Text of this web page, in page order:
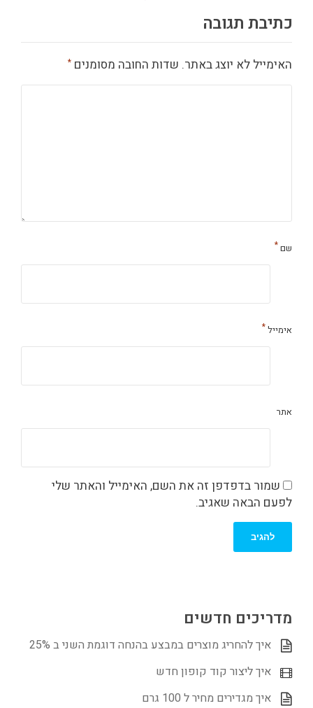
כתיבת תגובה
האימייל לא יוצג באתר. שדות החובה מסומנים *
שם*
אימייל*
אתר
שמור בדפדפן זה את השם, האימייל והאתר שלי
לפעם הבאה שאגיב.
מדריכים חדשים
איך להחריג מוצרים במבצע בהנחה דוגמת השני ב 25%
איך ליצור קוד קופון חדש
איך מגדירים מחיר ל 100 גרם